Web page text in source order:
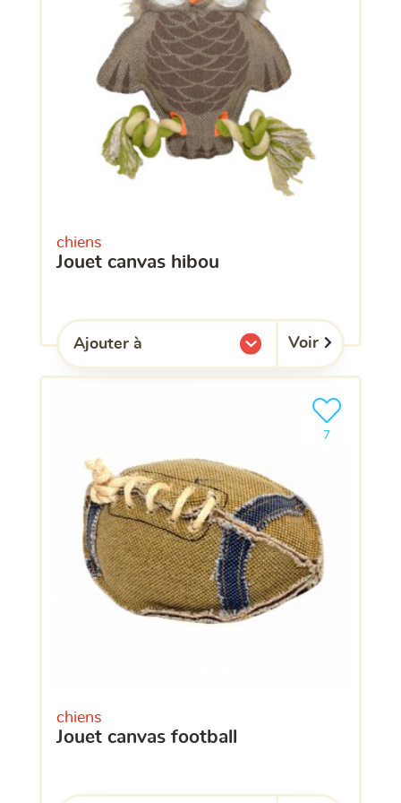
chiens
jouet canvas hibou
Ajouter à
l'une de mes listes. Voir
chiens
jouet canvas football
7
Ajouter le
clients ont